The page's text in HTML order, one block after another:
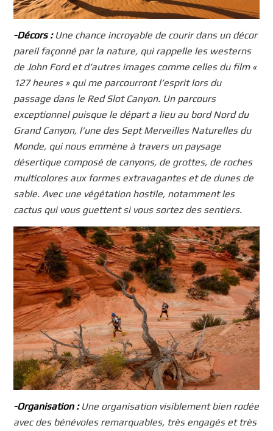
-Décors :Une chance incroyable de courir dans un décor
pareil façonné par la nature, qui rappelle les westerns
de John Ford et d’autres images comme celles du film «
127 heures » qui me parcourront l’esprit lors du
passage dans le Red Slot Canyon. Un parcours
exceptionnel puisque le départ a lieu au bord Nord du
Grand Canyon, l’une des Sept Merveilles Naturelles du
Monde, qui nous emmène à travers un paysage
désertique composé de canyons, de grottes, de roches
multicolores aux formes extravagantes et de dunes de
sable. Avec une végétation hostile, notamment les
cactus qui vous guettent si vous sortez des sentiers.
-Organisation : Une organisation visiblement bien rodée
avec des bénévoles remarquables, très engagés et très